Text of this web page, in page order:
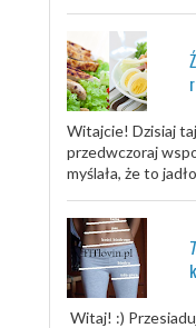
Witajcie! Dzisiaj
przedwczoraj
myślała, że to
Witaj! :)